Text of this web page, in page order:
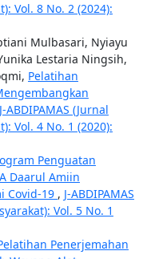
Vol. 8 No. 2 (2024):
Mulbasari, Nyiayu
Lestaria Ningsih,
Pelatihan
J-ABDIPAMAS (Jurnal
Vol. 4 No. 1 (2020):
Penguatan
Daarul Amiin
Covid-19 , J-ABDIPAMAS
Vol. 5 No. 1
Penerjemahan